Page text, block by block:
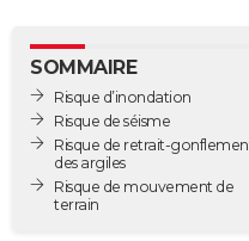
GUIDES D'ACHAT
BONS PLANS
CARTE DE VOEUX
Carte de Noël
Carte Bonne année
Carte Saint-Valentin
Carte Pâques
Carte d'anniversaire
SOMMAIRE
Risque d’inondation
Risque de séisme
Risque de retrait-
des argiles
Risque de mouvement de
terrain